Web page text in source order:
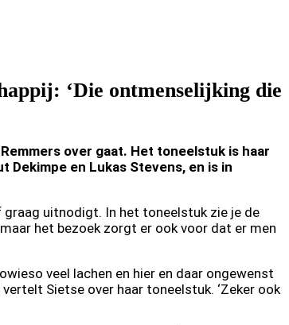
‘Die ontmenselijking die
over gaat. Het toneelstuk is haar
en Lukas Stevens, en is in
graag uitnodigt. In het toneelstuk zie je de
het bezoek zorgt er ook voor dat er men
veel lachen en hier en daar ongewenst
Sietse over haar toneelstuk. ‘Zeker ook